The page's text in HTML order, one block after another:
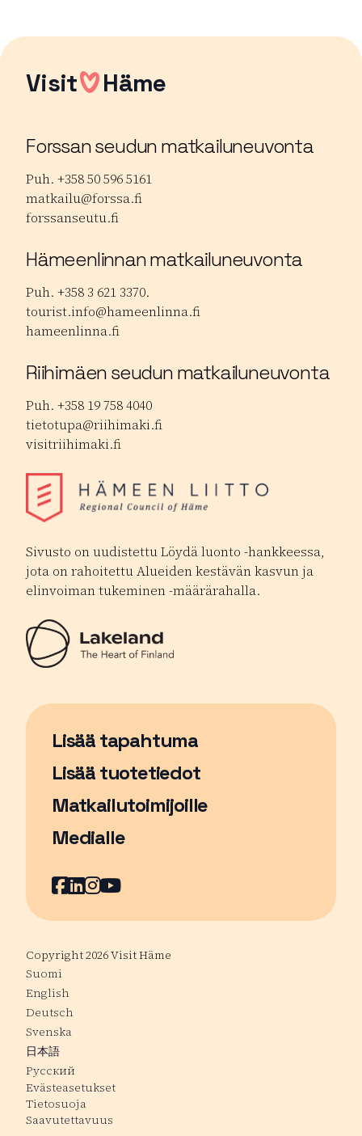
Visit Häme
Forssan seudun matkailuneuvonta
Puh. +358 50 596 5161
matkailu@forssa.fi
forssanseutu.fi
Hämeenlinnan matkailuneuvonta
Puh. +358 3 621 3370.
tourist.info@hameenlinna.fi
hameenlinna.fi
Riihimäen seudun matkailuneuvonta
Puh. +358 19 758 4040
tietotupa@riihimaki.fi
visitriihimaki.fi
Sivusto on uudistettu Löydä luonto -hankkeessa,
jota on rahoitettu Alueiden kestävän kasvun ja
elinvoiman tukeminen -määrärahalla.
Lisää tapahtuma
Sivu avautuu uudessa ikkunassa
Lisää tuotetiedot
Matkailutoimijoille
Medialle
Facebook
Sivu avautuu uudessa ikkunassa
LinkedIn
Sivu avautuu uudessa ikkunassa
Instagram
Sivu avautuu uudessa
YouTube
Sivu avautuu uudessa
Copyright 2026 Visit Häme
Suomi
English
Deutsch
Svenska
日本語
Русский
Evästeasetukset
Tietosuoja
Saavutettavuus